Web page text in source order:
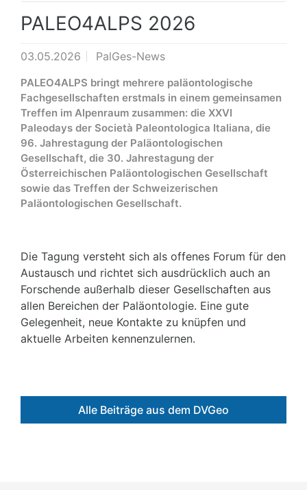
PALEO4ALPS 2026
03.05.2026 PalGes-News
PALEO4ALPS bringt mehrere paläontologische
Fachgesellschaften erstmals in einem gemeinsamen
Treffen im Alpenraum zusammen: die XXVI
Paleodays der Società Paleontologica Italiana, die
96. Jahrestagung der Paläontologischen
Gesellschaft, die 30. Jahrestagung der
Österreichischen Paläontologischen Gesellschaft
sowie das Treffen der Schweizerischen
Paläontologischen Gesellschaft.
Die Tagung versteht sich als offenes Forum für den
Austausch und richtet sich ausdrücklich auch an
Forschende außerhalb dieser Gesellschaften aus
allen Bereichen der Paläontologie. Eine gute
Gelegenheit, neue Kontakte zu knüpfen und
aktuelle Arbeiten kennenzulernen.
Alle Beiträge aus dem DVGeo